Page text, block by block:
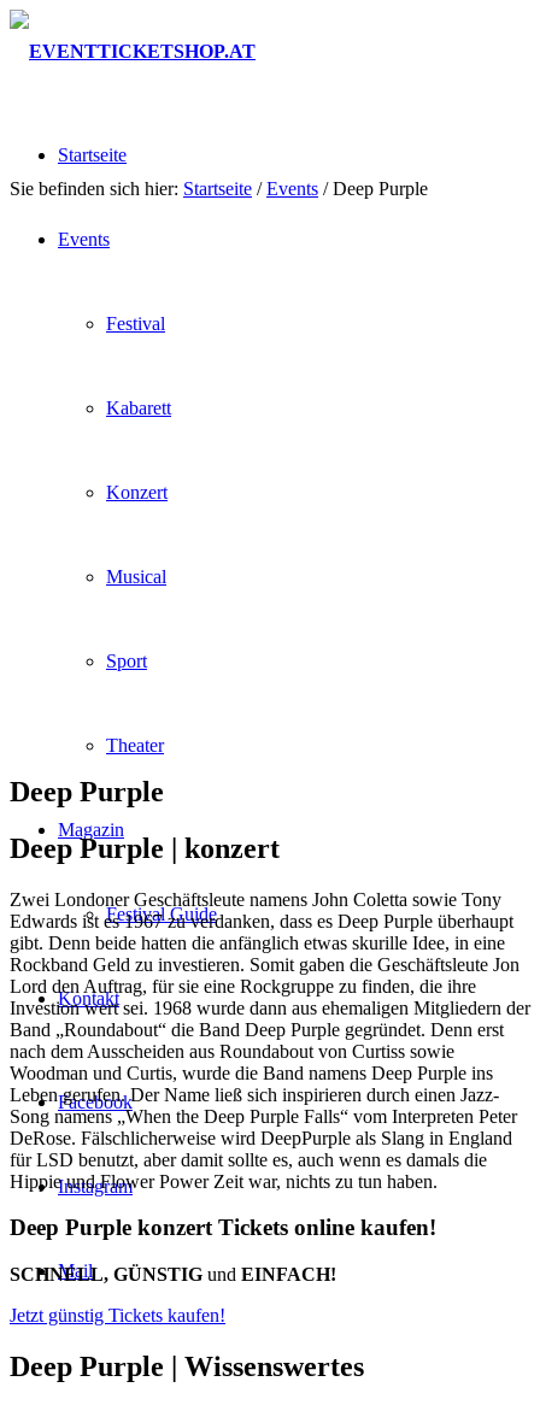
Startseite
Events
Festival
Kabarett
Konzert
Musical
Sport
Theater
Magazin
Festival Guide
Kontakt
Facebook
Instagram
Mail
Sie befinden sich hier: Startseite / Events / Deep Purple
Deep Purple
Deep Purple | konzert
Zwei Londoner Geschäftsleute namens John Coletta sowie Tony
Edwards ist es 1967 zu verdanken, dass es Deep Purple überhaupt
gibt. Denn beide hatten die anfänglich etwas skurille Idee, in eine
Rockband Geld zu investieren. Somit gaben die Geschäftsleute Jon
Lord den Auftrag, für sie eine Rockgruppe zu finden, die ihre
Investion wert sei. 1968 wurde dann aus ehemaligen Mitgliedern der
Band „Roundabout“ die Band Deep Purple gegründet. Denn erst
nach dem Ausscheiden aus Roundabout von Curtiss sowie
Woodman und Curtis, wurde die Band namens Deep Purple ins
Leben gerufen. Der Name ließ sich inspirieren durch einen Jazz-
Song namens „When the Deep Purple Falls“ vom Interpreten Peter
DeRose. Fälschlicherweise wird DeepPurple als Slang in England
für LSD benutzt, aber damit sollte es, auch wenn es damals die
Hippie und Flower Power Zeit war, nichts zu tun haben.
Deep Purple konzert Tickets online kaufen!
SCHNELL, GÜNSTIG und EINFACH!
Jetzt günstig Tickets kaufen!
Deep Purple | Wissenswertes